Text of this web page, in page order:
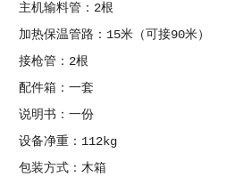
主机输料管：2根
加热保温管路：15米（可接90米）
接枪管：2根
配件箱：一套
说明书：一份
设备净重：112kg
包装方式：木箱